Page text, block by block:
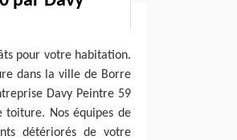
pour votre habitation.
dans la ville de Borre
Davy Peintre 59
toiture. Nos équipes de
détériorés de votre